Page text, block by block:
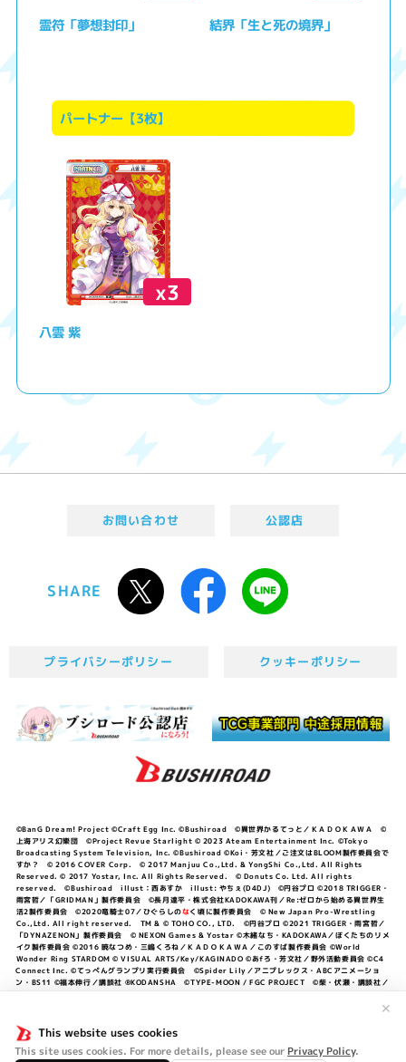
This website uses cookies
This site uses cookies. For more details, please see our Privacy Policy.
✕
霊符「夢想封印」 結界「生と死の境界」
パートナー【3枚】
x3
八雲 紫
お問い合わせ 公認店
SHARE
プライバシーポリシー クッキーポリシー
©BanG Dream! Project ©Craft Egg Inc. ©Bushiroad ©異世界かるてっと／ＫＡＤＯＫＡＷＡ ©
上海アリス幻樂団 ©Project Revue Starlight © 2023 Ateam Entertainment Inc. ©Tokyo
Broadcasting System Television, Inc. ©Bushiroad ©Koi・芳文社／ご注文はBLOOM製作委員会で
すか？ © 2016 COVER Corp. © 2017 Manjuu Co.,Ltd. & YongShi Co.,Ltd. All Rights
Reserved. © 2017 Yostar, Inc. All Rights Reserved. © Donuts Co. Ltd. All rights
reserved. ©Bushiroad illust：西あすか illust: やちぇ(D4DJ) ©円谷プロ ©2018 TRIGGER・
雨宮哲／「GRIDMAN」製作委員会 ©長月達平・株式会社KADOKAWA刊／Re:ゼロから始める異世界生
活2製作委員会 ©2020竜騎士07／ひぐらしのなく頃に製作委員会 © New Japan Pro-Wrestling
Co.,Ltd. All right reserved. TM & © TOHO CO., LTD. ©円谷プロ ©2021 TRIGGER・雨宮哲／
「DYNAZENON」製作委員会 © NEXON Games & Yostar ©木緒なち・KADOKAWA／ぼくたちのリメ
イク製作委員会 ©2016 暁なつめ・三嶋くろね／ＫＡＤＯＫＡＷＡ／このすば製作委員会 ©World
Wonder Ring STARDOM © VISUAL ARTS/Key/KAGINADO ©あfろ・芳文社／野外活動委員会 ©C4
Connect Inc. ©てっぺんグランプリ実行委員会 ©Spider Lily／アニプレックス・ABCアニメーショ
ン・BS11 ©福本伸行／講談社 ®KODANSHA ©TYPE-MOON / FGC PROJECT ©柴・伏瀬・講談社／
©中村力斗・野澤ゆき子／集英社・君のことが大大大大大好きな製作委員会 ©IIS-P／ぽんのみち製作委
員会 ©円谷プロ ©2023 TRIGGER・雨宮哲／「劇場版グリッドマンユニバース」製作委員会 © NEXON
Games／アビドス商店街 ©プロジェクトラブライブ！蓮ノ空女学院スクールアイドルクラブ ©「勇気爆